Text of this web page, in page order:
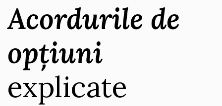
Acordurile de
opțiuni
explicate